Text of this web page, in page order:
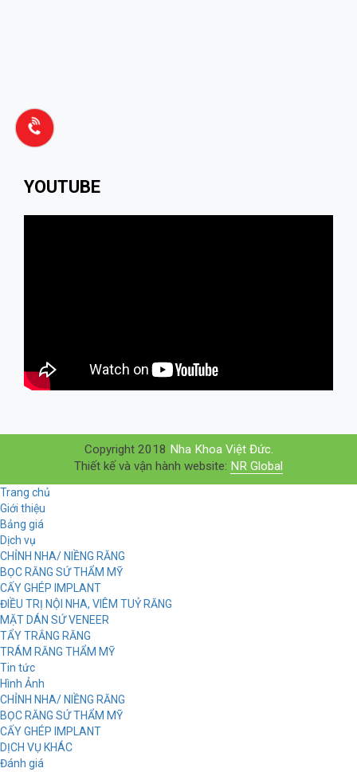
YOUTUBE
Copyright 2018 Nha Khoa Việt Đức.
Thiết kế và vận hành website: NR Global
Trang chủ
Giới thiệu
Bảng giá
Dịch vụ
CHỈNH NHA/ NIỀNG RĂNG
BỌC RĂNG SỨ THẨM MỸ
CẤY GHÉP IMPLANT
ĐIỀU TRỊ NỘI NHA, VIÊM TUỶ RĂNG
MẶT DÁN SỨ VENEER
TẨY TRẮNG RĂNG
TRÁM RĂNG THẨM MỸ
Tin tức
Hình Ảnh
CHỈNH NHA/ NIỀNG RĂNG
BỌC RĂNG SỨ THẨM MỸ
CẤY GHÉP IMPLANT
DỊCH VỤ KHÁC
Đánh giá